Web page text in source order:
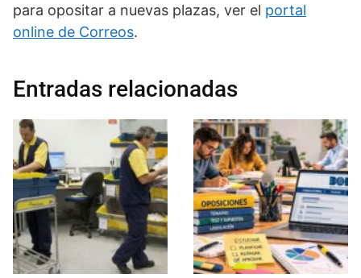
para opositar a nuevas plazas, ver el portal
online de Correos.
Entradas relacionadas